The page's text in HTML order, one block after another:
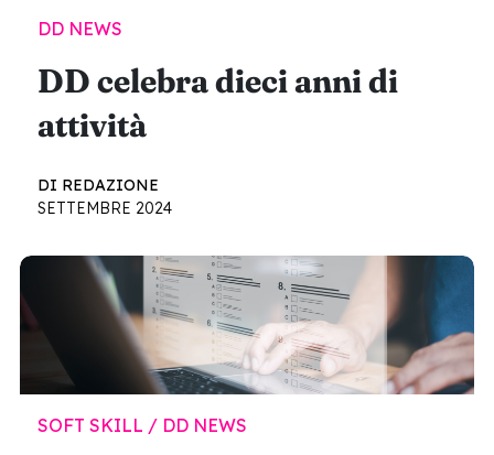
DD NEWS
DD celebra dieci anni di
attività
DI REDAZIONE
SETTEMBRE 2024
SOFT SKILL / DD NEWS